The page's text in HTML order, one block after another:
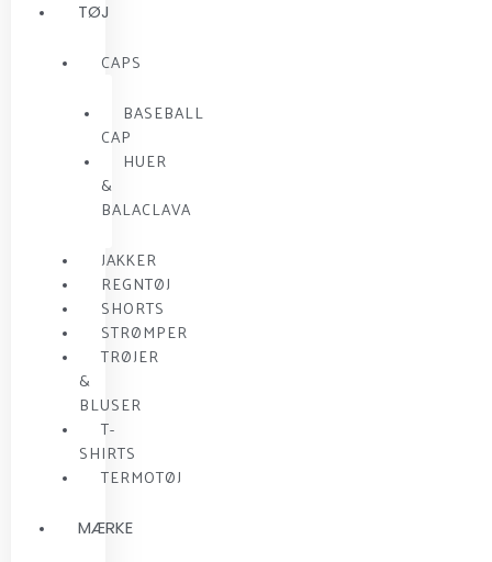
TØJ
CAPS
BASEBALL
CAP
HUER
&
BALACLAVA
JAKKER
REGNTØJ
SHORTS
STRØMPER
TRØJER
&
BLUSER
T-
SHIRTS
TERMOTØJ
MÆRKE